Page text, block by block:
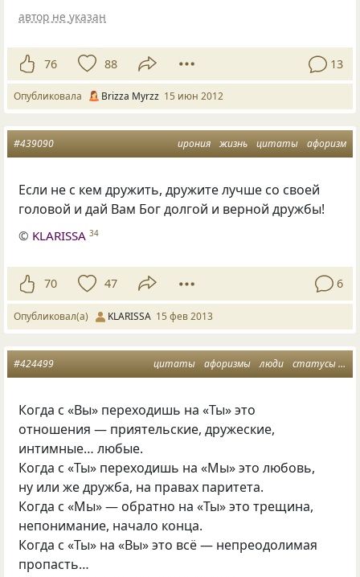
автор не указан
76 88 13
Опубликовала Brizza Myrzz 15 июн 2012
ирония жизнь цитаты афоризм
#439090
Если не с кем дружить, дружите лучше со своей
головой и дай Вам Бог долгой и верной дружбы!
© KLARISSA 34
70 47 6
Опубликовал(а) KLARISSA 15 фев 2013
цитаты афоризмы люди статусы
#424499
Когда с «Вы» переходишь на «Ты» это
отношения — приятельские, дружеские,
интимные… любые.
Когда с «Ты» переходишь на «Мы» это любовь,
ну или же дружба, на правах паритета.
Когда с «Мы» — обратно на «Ты» это трещина,
непонимание, начало конца.
Когда с «Ты» на «Вы» это всё — непреодолимая
пропасть…